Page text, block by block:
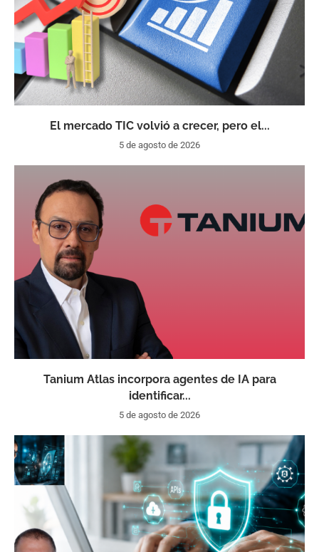
El mercado TIC volvió a crecer, pero el...
5 de agosto de 2026
Tanium Atlas incorpora agentes de IA para
identificar...
5 de agosto de 2026